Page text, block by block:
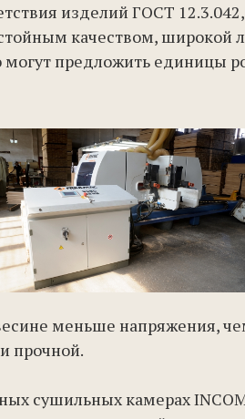
изделий ГОСТ
качеством, широкой
предложить единицы
меньше напряжения,
прочной.
сушильных камерах